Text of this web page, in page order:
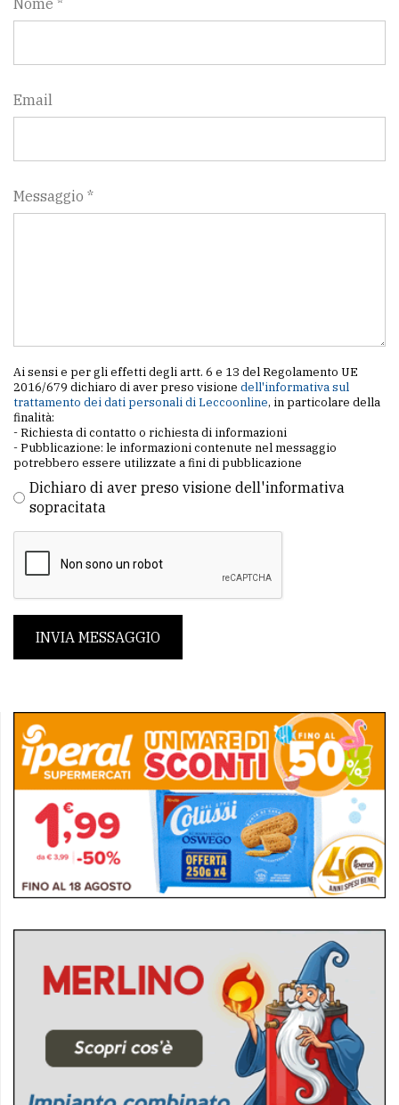
Nome *
Email
Messaggio *
Ai sensi e per gli effetti degli artt. 6 e 13 del Regolamento UE
2016/679 dichiaro di aver preso visione dell'informativa sul
trattamento dei dati personali di Leccoonline, in particolare della
finalità:
- Richiesta di contatto o richiesta di informazioni
- Pubblicazione: le informazioni contenute nel messaggio
potrebbero essere utilizzate a fini di pubblicazione
Dichiaro di aver preso visione dell'informativa
sopracitata
INVIA MESSAGGIO